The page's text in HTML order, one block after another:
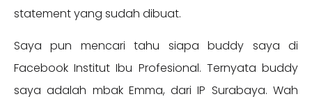
statement yang sudah dibuat.
Saya pun mencari tahu siapa buddy saya di
Facebook Institut Ibu Profesional. Ternyata buddy
saya adalah mbak Emma, dari IP Surabaya. Wah